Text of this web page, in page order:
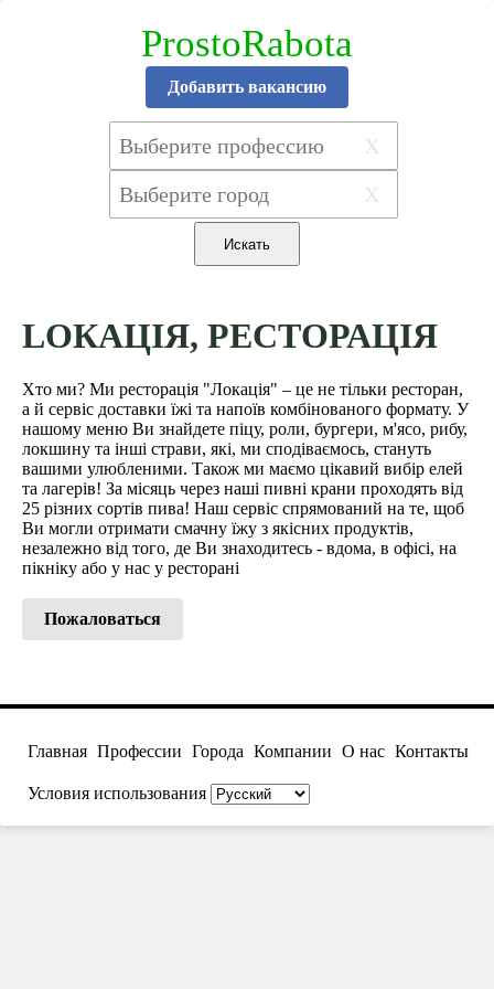
ProstoRabota
Добавить вакансию
X
X
LOКАЦІЯ, РЕСТОРАЦІЯ
Хто ми? Ми ресторація "Локація" – це не тільки ресторан,
а й сервіс доставки їжі та напоїв комбінованого формату. У
нашому меню Ви знайдете піцу, роли, бургери, м'ясо, рибу,
локшину та інші страви, які, ми сподіваємось, стануть
вашими улюбленими. Також ми маємо цікавий вибір елей
та лагерів! За місяць через наші пивні крани проходять від
25 різних сортів пива! Наш сервіс спрямований на те, щоб
Ви могли отримати смачну їжу з якісних продуктів,
незалежно від того, де Ви знаходитесь - вдома, в офісі, на
пікніку або у нас у ресторані
Пожаловаться
Главная Профессии Города Компании О нас Контакты
Условия использования